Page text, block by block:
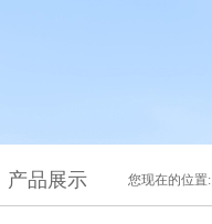
产品展示 您现在的位置: